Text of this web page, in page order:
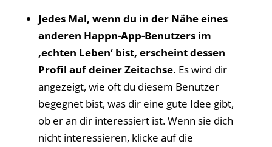
Jedes Mal, wenn du in der Nähe eines
anderen Happn-App-Benutzers im
‚echten Leben‘ bist, erscheint dessen
Profil auf deiner Zeitachse. Es wird dir
angezeigt, wie oft du diesem Benutzer
begegnet bist, was dir eine gute Idee gibt,
ob er an dir interessiert ist. Wenn sie dich
nicht interessieren, klicke auf die